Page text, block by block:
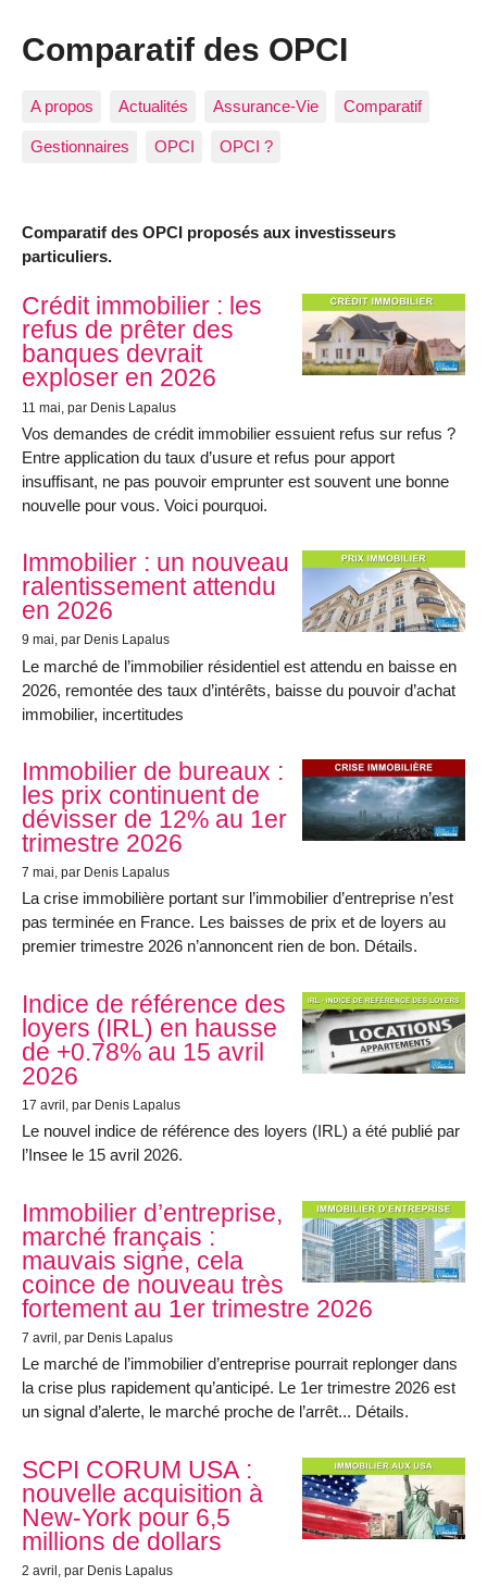
Comparatif des OPCI
A propos Actualités Assurance-Vie Comparatif
Gestionnaires OPCI OPCI ?
Comparatif des OPCI proposés aux investisseurs
particuliers.
Articles les plus récents
Crédit immobilier : les
refus de prêter des
banques devrait
exploser en 2026
11 mai , par Denis Lapalus
Vos demandes de crédit immobilier essuient refus sur refus ?
Entre application du taux d’usure et refus pour apport
insuffisant, ne pas pouvoir emprunter est souvent une bonne
nouvelle pour vous. Voici pourquoi.
Immobilier : un nouveau
ralentissement attendu
en 2026
9 mai, par Denis Lapalus
Le marché de l’immobilier résidentiel est attendu en baisse en
2026, remontée des taux d’intérêts, baisse du pouvoir d’achat
immobilier, incertitudes
Immobilier de bureaux :
les prix continuent de
dévisser de 12% au 1er
trimestre 2026
7 mai, par Denis Lapalus
La crise immobilière portant sur l’immobilier d’entreprise n’est
pas terminée en France. Les baisses de prix et de loyers au
premier trimestre 2026 n’annoncent rien de bon. Détails.
Indice de référence des
loyers (IRL) en hausse
de +0.78% au 15 avril
2026
17 avril , par Denis Lapalus
Le nouvel indice de référence des loyers (IRL) a été publié par
l’Insee le 15 avril 2026.
Immobilier d’entreprise,
marché français :
mauvais signe, cela
coince de nouveau très
fortement au 1er trimestre 2026
7 avril , par Denis Lapalus
Le marché de l’immobilier d’entreprise pourrait replonger dans
la crise plus rapidement qu’anticipé. Le 1er trimestre 2026 est
un signal d’alerte, le marché proche de l’arrêt... Détails.
SCPI CORUM USA :
nouvelle acquisition à
New-York pour 6,5
millions de dollars
2 avril , par Denis Lapalus